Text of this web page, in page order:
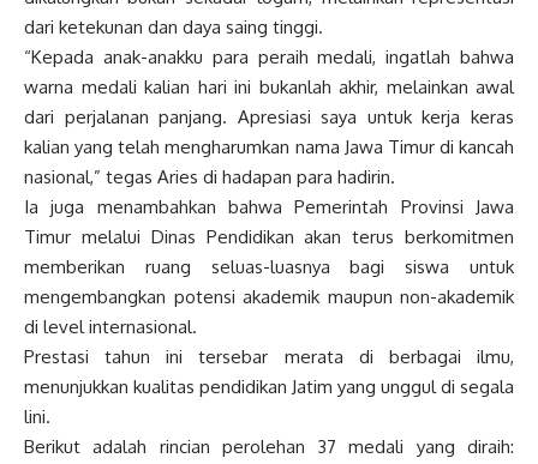
dari ketekunan dan daya saing tinggi.
“Kepada anak-anakku para peraih medali, ingatlah bahwa
warna medali kalian hari ini bukanlah akhir, melainkan awal
dari perjalanan panjang. Apresiasi saya untuk kerja keras
kalian yang telah mengharumkan nama Jawa Timur di kancah
nasional,” tegas Aries di hadapan para hadirin.
Ia juga menambahkan bahwa Pemerintah Provinsi Jawa
Timur melalui Dinas Pendidikan akan terus berkomitmen
memberikan ruang seluas-luasnya bagi siswa untuk
mengembangkan potensi akademik maupun non-akademik
di level internasional.
Prestasi tahun ini tersebar merata di berbagai ilmu,
menunjukkan kualitas pendidikan Jatim yang unggul di segala
lini.
Berikut adalah rincian perolehan 37 medali yang diraih: